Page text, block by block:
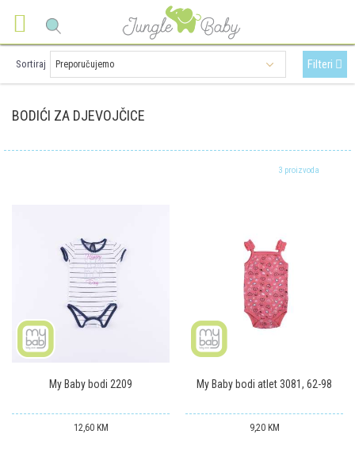
BODIĆI ZA DJEVOJČICE
Sortiraj Filteri
3 proizvoda
My Baby bodi 2209
12,60 KM
My Baby bodi atlet 3081, 62-98
9,20 KM